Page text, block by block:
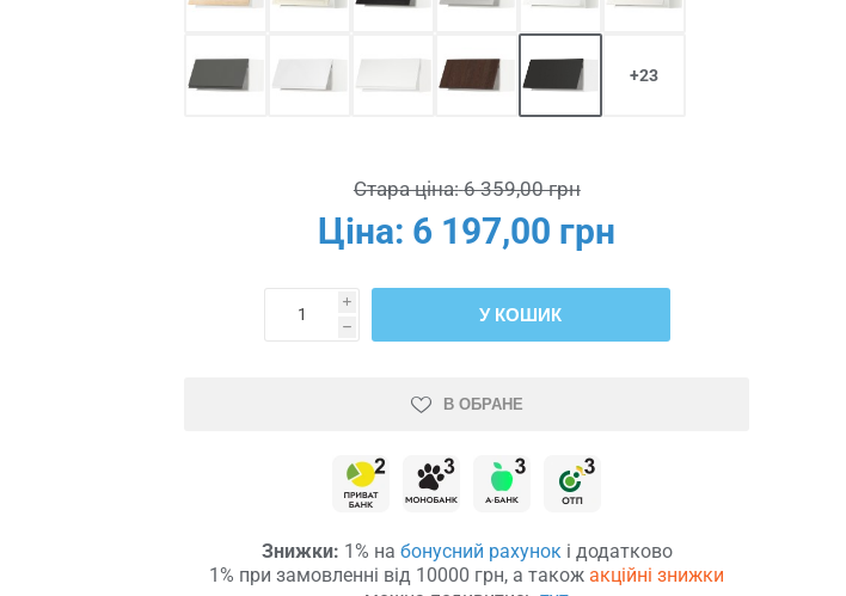
+23
Стара ціна: 6 359,00 грн
Ціна: 6 197,00 грн
i
h
У КОШИК
В ОБРАНЕ
Знижки: 1% на бонусний рахунок і додатково
1% при замовленні від 10000 грн, а такожакційні знижки